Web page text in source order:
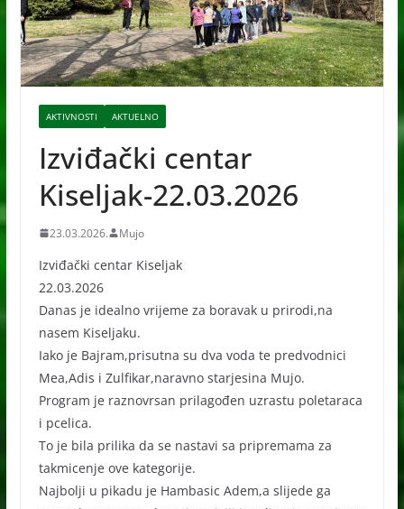
AKTIVNOSTI AKTUELNO
Izviđački centar
Kiseljak-22.03.2026
23.03.2026. Mujo
Izviđački centar Kiseljak
22.03.2026
Danas je idealno vrijeme za boravak u prirodi,na
nasem Kiseljaku.
Iako je Bajram,prisutna su dva voda te predvodnici
Mea,Adis i Zulfikar,naravno starjesina Mujo.
Program je raznovrsan prilagođen uzrastu poletaraca
i pcelica.
To je bila prilika da se nastavi sa pripremama za
takmicenje ove kategorije.
Najbolji u pikadu je Hambasic Adem,a slijede ga